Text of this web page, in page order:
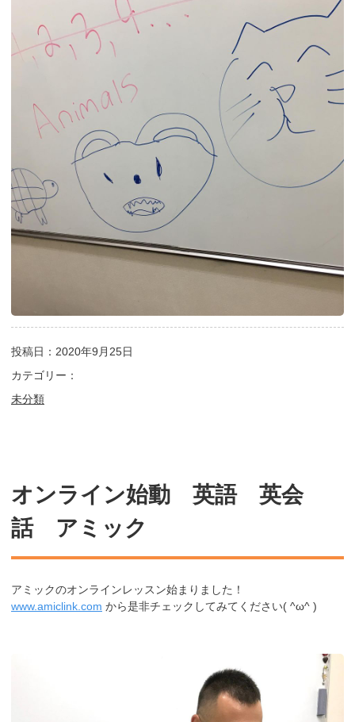
投稿日：2020年9月25日
カテゴリー：
未分類
オンライン始動 英語 英会
話 アミック
アミックのオンラインレッスン始まりました！
www.amiclink.com から是非チェックしてみてください( ^ω^ )